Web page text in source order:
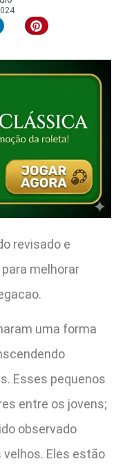
revisado e
melhorar
uma forma
Esses pequenos
entre os jovens;
observado
Eles estão